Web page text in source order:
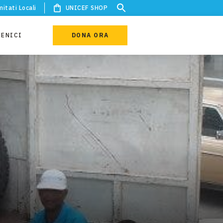
Locali UNICEF SHOP
DONA ORA